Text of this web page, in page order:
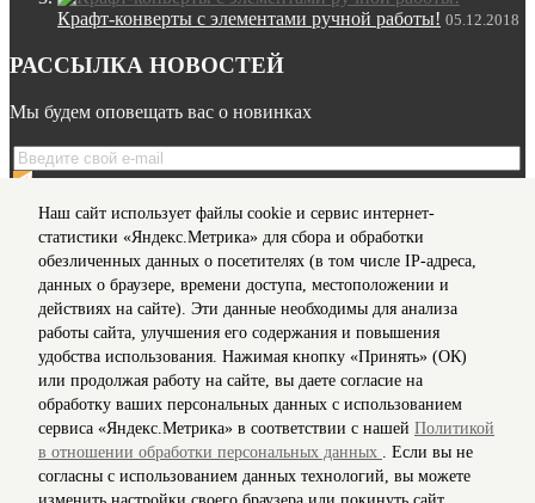
Крафт-конверты с элементами ручной работы! 05.12.2018
РАССЫЛКА НОВОСТЕЙ
Мы будем оповещать вас о новинках
Я даю согласие на обработку моихперсональных данных
на условиях, предусмотренных вПолитикев отношении
обработки персональных данных
Мы в соц сетях
Информация для клиентов
Согласие на обработку персональных данных
О нас
Доставка
Политика конфиденциальности и защита информации
Условия соглашения
Наш сайт использует файлы cookie и сервис интернет-
статистики «Яндекс.Метрика» для сбора и обработки
обезличенных данных о посетителях (в том числе IP-адреса,
данных о браузере, времени доступа, местоположении и
действиях на сайте). Эти данные необходимы для анализа
работы сайта, улучшения его содержания и повышения
удобства использования. Нажимая кнопку «Принять» (ОК)
или продолжая работу на сайте, вы даете согласие на
обработку ваших персональных данных с использованием
сервиса «Яндекс.Метрика» в соответствии с нашей Политикой
в отношении обработки персональных данных . Если вы не
согласны с использованием данных технологий, вы можете